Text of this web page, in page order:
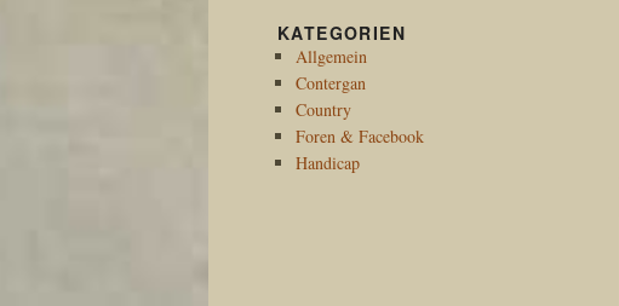
KATEGORIEN
Allgemein
Contergan
Country
Foren & Facebook
Handicap